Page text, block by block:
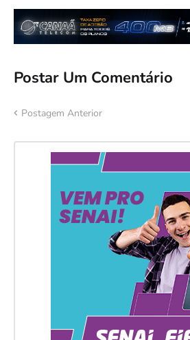
Postar Um Comentário
Postagem Anterior